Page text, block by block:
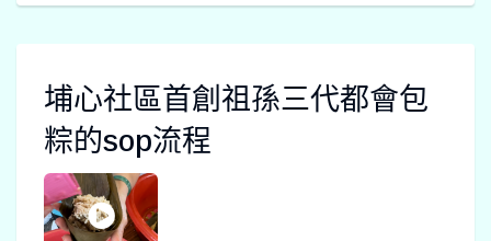
埔心社區首創祖孫三代都會包
粽的sop流程